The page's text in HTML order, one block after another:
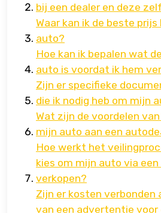
bij een dealer en deze
Waar kan ik de beste
auto?
Hoe kan ik bepalen wat
auto is voordat ik hem
Zijn er specifieke
die ik nodig heb om mijn
Wat zijn de voordelen
mijn auto aan een
Hoe werkt het
kies om mijn auto via
verkopen?
Zijn er kosten verbonden
van een advertentie voor